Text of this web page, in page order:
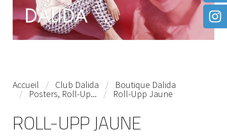
Accueil Club Dalida Boutique Dalida
Posters, Roll-Up... Roll-Upp Jaune
ROLL-UPP JAUNE